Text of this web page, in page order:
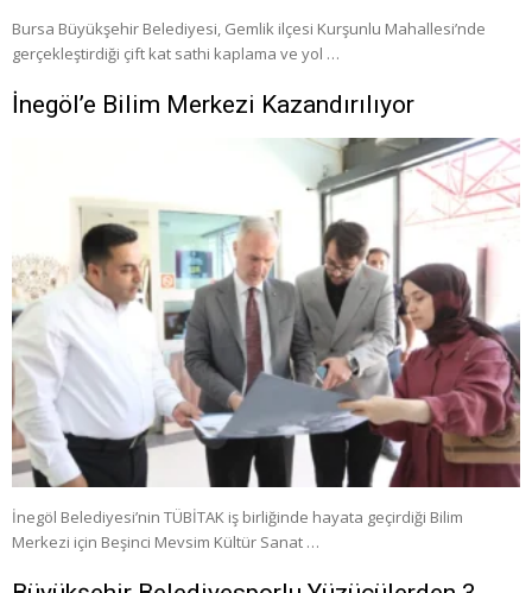
Bursa Büyükşehir Belediyesi, Gemlik ilçesi Kurşunlu Mahallesi’nde
gerçekleştirdiği çift kat sathi kaplama ve yol …
İnegöl’e Bilim Merkezi Kazandırılıyor
İnegöl Belediyesi’nin TÜBİTAK iş birliğinde hayata geçirdiği Bilim
Merkezi için Beşinci Mevsim Kültür Sanat …